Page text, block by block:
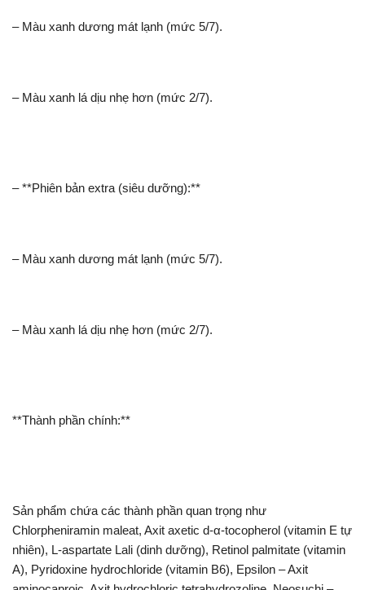
– Màu xanh dương mát lạnh (mức 5/7).
– Màu xanh lá dịu nhẹ hơn (mức 2/7).
– **Phiên bản extra (siêu dưỡng):**
– Màu xanh dương mát lạnh (mức 5/7).
– Màu xanh lá dịu nhẹ hơn (mức 2/7).
**Thành phần chính:**
Sản phẩm chứa các thành phần quan trọng như
Chlorpheniramin maleat, Axit axetic d-α-tocopherol (vitamin E tự
nhiên), L-aspartate Lali (dinh dưỡng), Retinol palmitate (vitamin
A), Pyridoxine hydrochloride (vitamin B6), Epsilon – Axit